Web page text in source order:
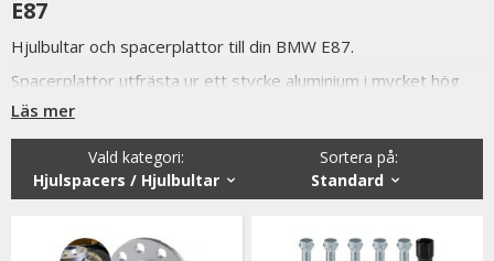
E87
Hjulbultar och spacerplattor till din BMW E87.
Spacerplattor utfrästa ur ett stycke aluminium i mycket hög
kvalitet.
Alla våra hjulbultar, låsbultar och hjulspacers är av högsta
kvalitet samtidigt som vi håller konkurrenskraftiga priser och
snabba leveranser.
BMW E87.
Läs mer
Sortera på:
Standard
Vald kategori:
Hjulspacers / Hjulbultar